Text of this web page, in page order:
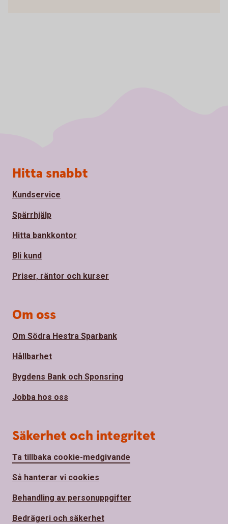
Sidfot
Hitta snabbt
Kundservice
Spärrhjälp
Hitta bankkontor
Bli kund
Priser, räntor och kurser
Om oss
Om Södra Hestra Sparbank
Hållbarhet
Bygdens Bank och Sponsring
Jobba hos oss
Säkerhet och integritet
Ta tillbaka cookie-medgivande
Så hanterar vi cookies
Behandling av personuppgifter
Bedrägeri och säkerhet